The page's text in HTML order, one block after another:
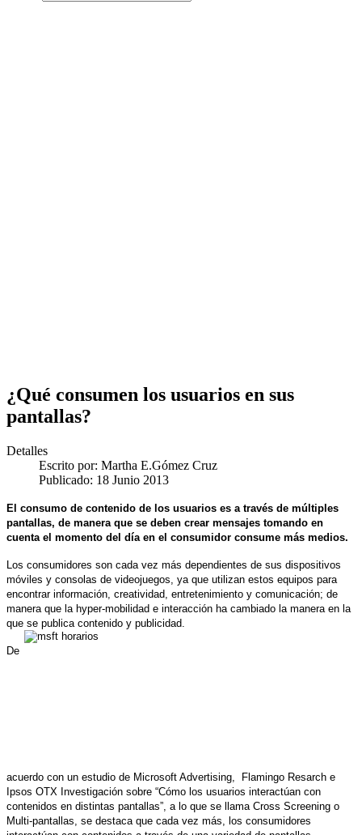
¿Qué consumen los usuarios en sus
pantallas?
Detalles
Escrito por: Martha E.Gómez Cruz
Publicado: 18 Junio 2013
El consumo de contenido de los usuarios es a través de múltiples
pantallas, de manera que se deben crear mensajes tomando en
cuenta el momento del día en el consumidor consume más medios.
Los consumidores son cada vez más dependientes de sus dispositivos
móviles y consolas de videojuegos, ya que utilizan estos equipos para
encontrar información, creatividad, entretenimiento y comunicación; de
manera que la hyper-mobilidad e interacción ha cambiado la manera en la
que se publica contenido y publicidad.
De
acuerdo con un estudio de Microsoft Advertising, Flamingo Resarch e
Ipsos OTX Investigación sobre “Cómo los usuarios interactúan con
contenidos en distintas pantallas”, a lo que se llama Cross Screening o
Multi-pantallas, se destaca que cada vez más, los consumidores